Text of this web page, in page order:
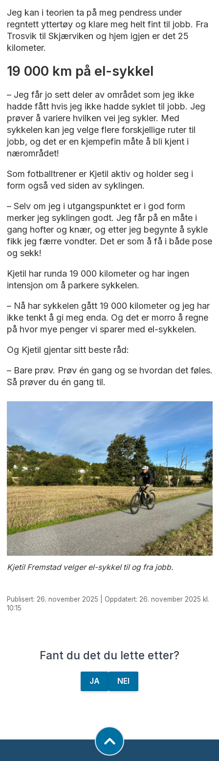
Jeg kan i teorien ta på meg pendress under
regntett yttertøy og klare meg helt fint til jobb. Fra
Trosvik til Skjærviken og hjem igjen er det 25
kilometer.
19 000 km på el-sykkel
– Jeg får jo sett deler av området som jeg ikke
hadde fått hvis jeg ikke hadde syklet til jobb. Jeg
prøver å variere hvilken vei jeg sykler. Med
sykkelen kan jeg velge flere forskjellige ruter til
jobb, og det er en kjempefin måte å bli kjent i
nærområdet!
Som fotballtrener er Kjetil aktiv og holder seg i
form også ved siden av syklingen.
– Selv om jeg i utgangspunktet er i god form
merker jeg syklingen godt. Jeg får på en måte i
gang hofter og knær, og etter jeg begynte å sykle
fikk jeg færre vondter. Det er som å få i både pose
og sekk!
Kjetil har runda 19 000 kilometer og har ingen
intensjon om å parkere sykkelen.
– Nå har sykkelen gått 19 000 kilometer og jeg har
ikke tenkt å gi meg enda. Og det er morro å regne
på hvor mye penger vi sparer med el-sykkelen.
Og Kjetil gjentar sitt beste råd:
– Bare prøv. Prøv én gang og se hvordan det føles.
Så prøver du én gang til.
Kjetil Fremstad velger el-sykkel til og fra jobb.
Publisert: 26. november 2025 | Oppdatert: 26. november 2025 kl.
10:15
Fant du det du lette etter?
JA NEI